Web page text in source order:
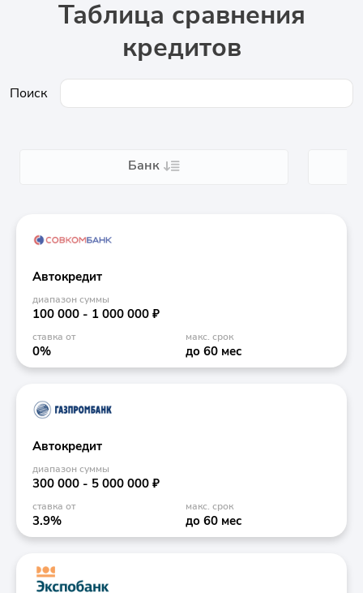
Таблица сравнения
кредитов
Поиск
Банк
Автокредит
ставка от
0%
диапазон суммы
100 000 - 1 000 000 ₽
макс. срок
до 60 мес
Автокредит
ставка от
3.9%
диапазон суммы
300 000 - 5 000 000 ₽
макс. срок
до 60 мес